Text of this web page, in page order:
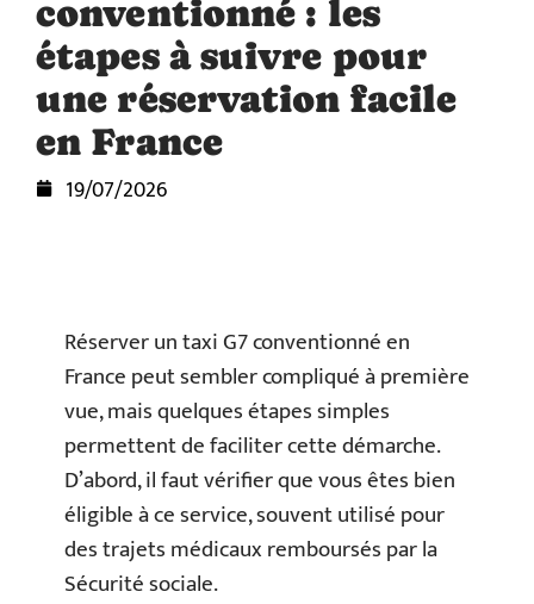
conventionné : les
étapes à suivre pour
une réservation facile
en France
19/07/2026
Réserver un taxi G7 conventionné en
France peut sembler compliqué à première
vue, mais quelques étapes simples
permettent de faciliter cette démarche.
D’abord, il faut vérifier que vous êtes bien
éligible à ce service, souvent utilisé pour
des trajets médicaux remboursés par la
Sécurité sociale.